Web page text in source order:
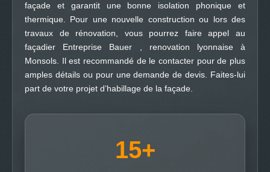
façade et garantit une bonne isolation phonique et
thermique. Pour une nouvelle construction ou lors des
travaux de rénovation, vous pourrez faire appel au
façadier Entreprise Bauer , renovation lyonnaise à
Monsols. Il est recommandé de le contacter pour de plus
amples détails ou pour une demande de devis. Faites-lui
part de votre projet d’habillage de la façade.
15+